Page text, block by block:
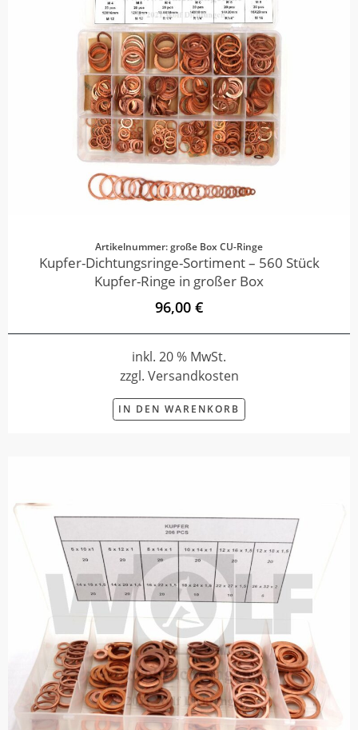
Artikelnummer: große Box CU-Ringe
Kupfer-Dichtungsringe-Sortiment – 560 Stück
Kupfer-Ringe in großer Box
96,00 €
inkl. 20 % MwSt.
zzgl. Versandkosten
IN DEN WARENKORB